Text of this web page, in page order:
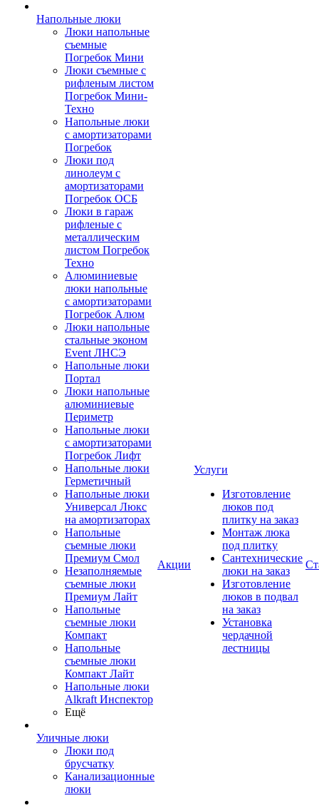
Напольные люки
Люки напольные
съемные
Погребок Мини
Люки съемные с
рифленым листом
Погребок Мини-
Техно
Напольные люки
с амортизаторами
Погребок
Люки под
линолеум с
амортизаторами
Погребок ОСБ
Люки в гараж
рифленые с
металлическим
листом Погребок
Техно
Алюминиевые
люки напольные
с амортизаторами
Погребок Алюм
Люки напольные
стальные эконом
Event ЛНСЭ
Напольные люки
Портал
Люки напольные
алюминиевые
Периметр
Напольные люки
с амортизаторами
Погребок Лифт
Напольные люки
Герметичный
Напольные люки
Универсал Люкс
на амортизаторах
Напольные
съемные люки
Премиум Смол
Незаполняемые
съемные люки
Премиум Лайт
Напольные
съемные люки
Компакт
Напольные
съемные люки
Компакт Лайт
Напольные люки
Alkraft Инспектор
Ещё
Уличные люки
Люки под
брусчатку
Канализационные
люки
Акции
Услуги
Изготовление
люков под
плитку на заказ
Монтаж люка
под плитку
Сантехнические
люки на заказ
Изготовление
люков в подвал
на заказ
Установка
чердачной
лестницы